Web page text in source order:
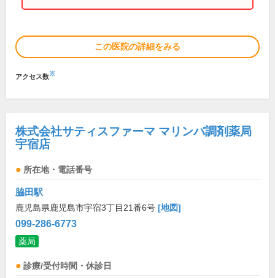
この医院の詳細をみる
アクセス数※
株式会社サティスファーマ マリンバ調剤薬局
宇宿店
所在地・電話番号
脇田駅
鹿児島県鹿児島市宇宿3丁目21番6号 [地図]
099-286-6773
薬局
診療/受付時間・休診日